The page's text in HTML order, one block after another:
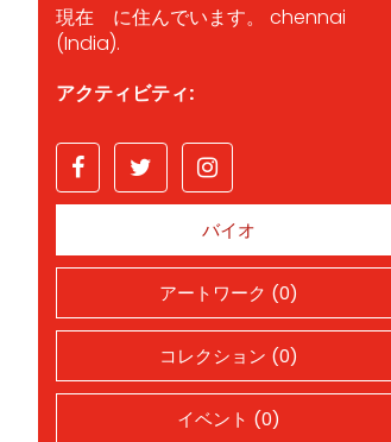
現在 に住んでいます。 chennai
(India).
アクティビティ:
バイオ
アートワーク (0)
コレクション (0)
イベント (0)